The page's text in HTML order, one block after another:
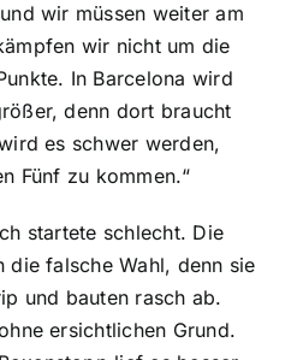
wir müssen weiter am
wir nicht um die
In Barcelona wird
denn dort braucht
es schwer werden,
Fünf zu kommen.“
startete schlecht. Die
die falsche Wahl, denn sie
und bauten rasch ab.
ersichtlichen Grund.